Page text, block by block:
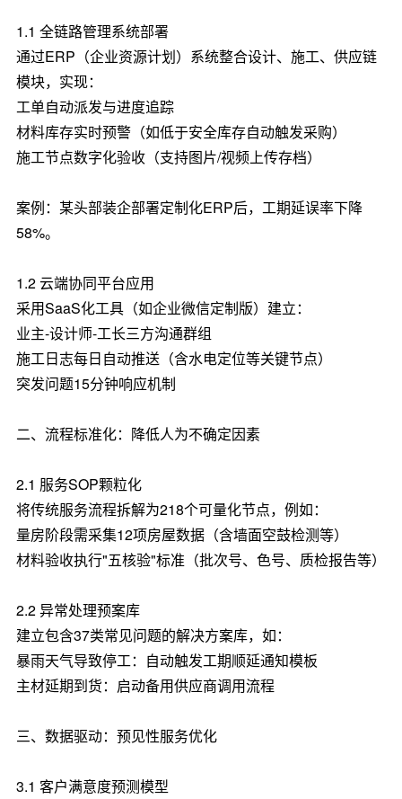
1.1 全链路管理系统部署
通过ERP（企业资源计划）系统整合设计、施工、供应链
模块，实现：
工单自动派发与进度追踪
材料库存实时预警（如低于安全库存自动触发采购）
施工节点数字化验收（支持图片/视频上传存档）
案例：某头部装企部署定制化ERP后，工期延误率下降
58%。
1.2 云端协同平台应用
采用SaaS化工具（如企业微信定制版）建立：
业主-设计师-工长三方沟通群组
施工日志每日自动推送（含水电定位等关键节点）
突发问题15分钟响应机制
二、流程标准化：降低人为不确定因素
2.1 服务SOP颗粒化
将传统服务流程拆解为218个可量化节点，例如：
量房阶段需采集12项房屋数据（含墙面空鼓检测等）
材料验收执行"五核验"标准（批次号、色号、质检报告等）
2.2 异常处理预案库
建立包含37类常见问题的解决方案库，如：
暴雨天气导致停工：自动触发工期顺延通知模板
主材延期到货：启动备用供应商调用流程
三、数据驱动：预见性服务优化
3.1 客户满意度预测模型